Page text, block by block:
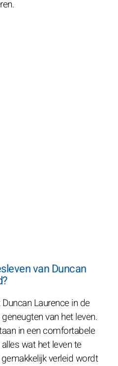
van Duncan
Laurence in de
van het leven.
in een comfortabele
wat het leven te
verleid wordt